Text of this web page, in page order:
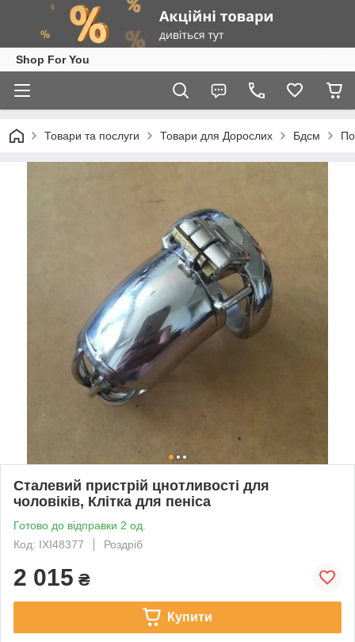
Shop For You
Товари та послуги Товари для Дорослих Бдсм
Сталевий пристрій цнотливості для
чоловіків, Клітка для пеніса
Готово до відправки 2 од.
Код: IXI48377
Роздріб
2 015 ₴
Купити